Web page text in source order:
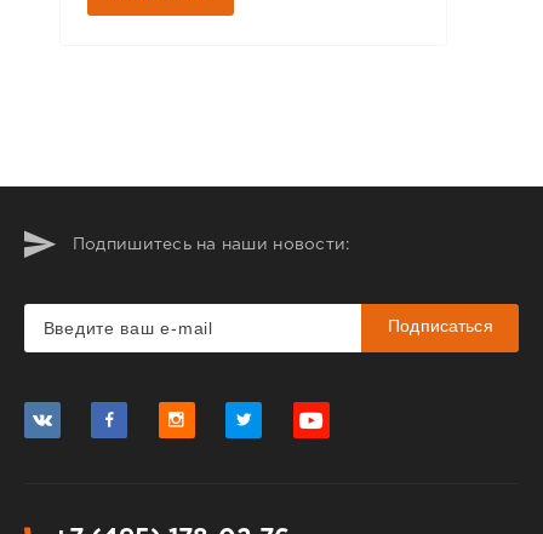
Подпишитесь на наши новости:
Подписаться